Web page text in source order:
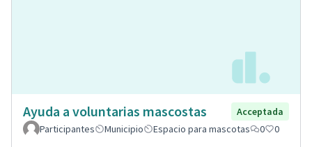
Ayuda a voluntarias mascostas
Acceptada
Participantes
Municipio Espacio para mascotas 0 0